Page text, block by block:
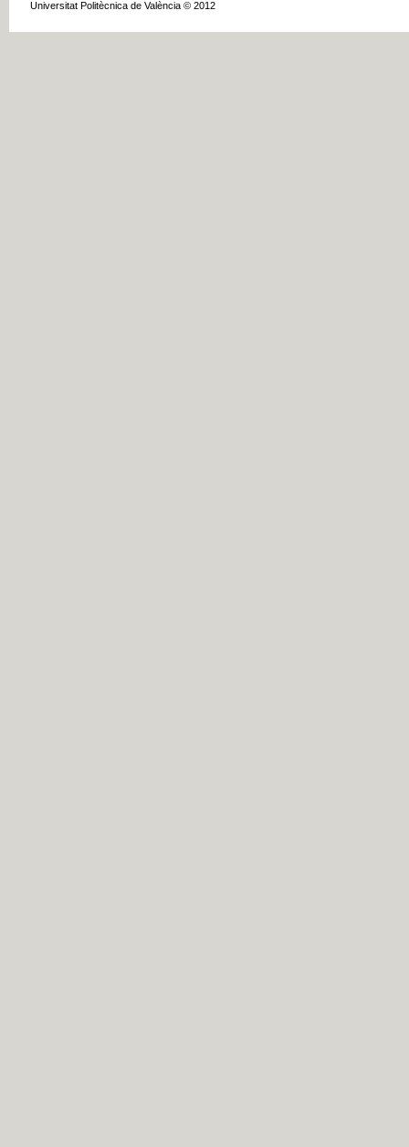
Universitat Politècnica de València © 2012